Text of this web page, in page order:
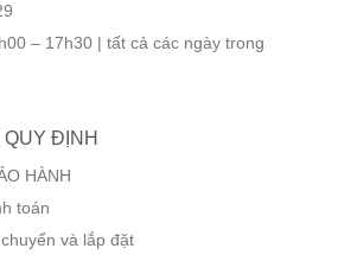
– 17h30 | tất cả các ngày trong
ĐỊNH
HÀNH
toán
và lắp đặt